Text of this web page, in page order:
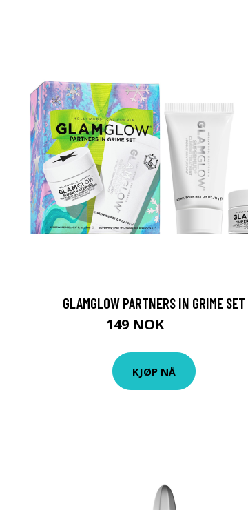
GLAMGLOW PARTNERS IN GRIME SET
149 NOK
KJØP NÅ